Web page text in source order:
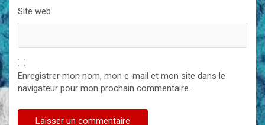
Site web
Enregistrer mon nom, mon e-mail et mon site dans le
navigateur pour mon prochain commentaire.